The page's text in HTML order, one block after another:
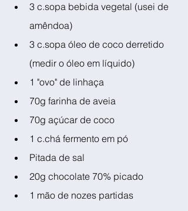
3 c.sopa bebida vegetal (usei de
amêndoa)
3 c.sopa óleo de coco derretido
(medir o óleo em líquido)
1 "ovo" de linhaça
70g farinha de aveia
70g açúcar de coco
1 c.chá fermento em pó
Pitada de sal
20g chocolate 70% picado
1 mão de nozes partidas